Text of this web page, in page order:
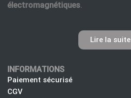
électromagnétiques.
Lire la suite
INFORMATIONS
Paiement sécurisé
CGV